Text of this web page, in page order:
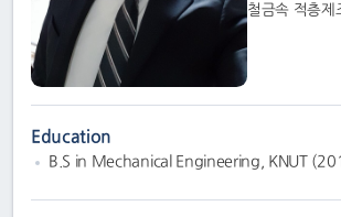
철금속 적층제
Education
B.S in Mechanical Engineering, KNUT